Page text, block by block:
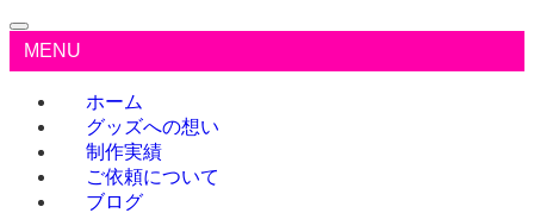
MENU
ホーム
グッズへの想い
制作実績
ご依頼について
ブログ